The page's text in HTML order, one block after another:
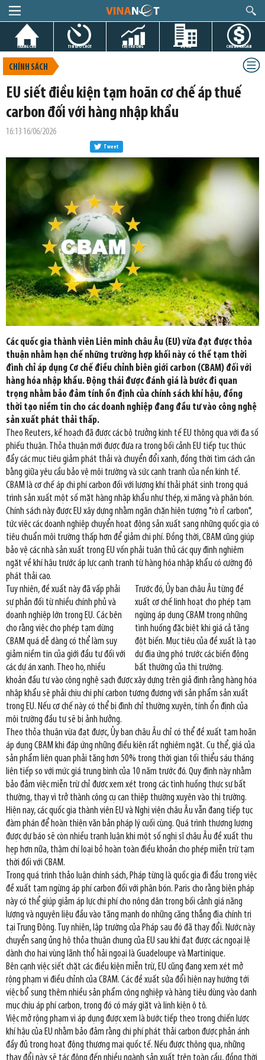
TRANG CHỦ TIN GIỜ CHÓT THỊ TRƯỜNG DỰ ÁN CHỨNG KHOÁN
CHÍNH SÁCH
EU siết điều kiện tạm hoãn cơ chế áp thuế
carbon đối với hàng nhập khẩu
16:13 16/06/2026
Tweet
Các quốc gia thành viên Liên minh châu Âu (EU) vừa đạt được thỏa
thuận nhằm hạn chế những trường hợp khối này có thể tạm thời
đình chỉ áp dụng Cơ chế điều chỉnh biên giới carbon (CBAM) đối với
hàng hóa nhập khẩu. Động thái được đánh giá là bước đi quan
trọng nhằm bảo đảm tính ổn định của chính sách khí hậu, đồng
thời tạo niềm tin cho các doanh nghiệp đang đầu tư vào công nghệ
sản xuất phát thải thấp.
Theo Reuters, kế hoạch đã được các bộ trưởng kinh tế EU thông qua với đa số
phiếu thuận. Thỏa thuận mới được đưa ra trong bối cảnh EU tiếp tục thúc
đẩy các mục tiêu giảm phát thải và chuyển đổi xanh, đồng thời tìm cách cân
bằng giữa yêu cầu bảo vệ môi trường và sức cạnh tranh của nền kinh tế.
CBAM là cơ chế áp chi phí carbon đối với lượng khí thải phát sinh trong quá
trình sản xuất một số mặt hàng nhập khẩu như thép, xi măng và phân bón.
Chính sách này được EU xây dựng nhằm ngăn chặn hiện tượng "rò rỉ carbon",
tức việc các doanh nghiệp chuyển hoạt động sản xuất sang những quốc gia có
tiêu chuẩn môi trường thấp hơn để giảm chi phí. Đồng thời, CBAM cũng giúp
bảo vệ các nhà sản xuất trong EU vốn phải tuân thủ các quy định nghiêm
ngặt về khí hậu trước áp lực cạnh tranh từ hàng hóa nhập khẩu có cường độ
phát thải cao.
Trước đó, Ủy ban châu Âu từng đề
xuất cơ chế linh hoạt cho phép tạm
ngừng áp dụng CBAM trong những
tình huống đặc biệt khi giá cả tăng
đột biến. Mục tiêu của đề xuất là tạo
dư địa ứng phó trước các biến động
bất thường của thị trường.
Tuy nhiên, đề xuất này đã vấp phải
sự phản đối từ nhiều chính phủ và
doanh nghiệp lớn trong EU. Các bên
cho rằng việc cho phép tạm dừng
CBAM quá dễ dàng có thể làm suy
giảm niềm tin của giới đầu tư đối với
các dự án xanh. Theo họ, nhiều
khoản đầu tư vào công nghệ sạch được xây dựng trên giả định rằng hàng hóa
nhập khẩu sẽ phải chịu chi phí carbon tương đương với sản phẩm sản xuất
trong EU. Nếu cơ chế này có thể bị đình chỉ thường xuyên, tính ổn định của
môi trường đầu tư sẽ bị ảnh hưởng.
Theo thỏa thuận vừa đạt được, Ủy ban châu Âu chỉ có thể đề xuất tạm hoãn
áp dụng CBAM khi đáp ứng những điều kiện rất nghiêm ngặt. Cụ thể, giá của
sản phẩm liên quan phải tăng hơn 50% trong thời gian tối thiểu sáu tháng
liên tiếp so với mức giá trung bình của 10 năm trước đó. Quy định này nhằm
bảo đảm việc miễn trừ chỉ được xem xét trong các tình huống thực sự bất
thường, thay vì trở thành công cụ can thiệp thường xuyên vào thị trường.
Hiện nay, các quốc gia thành viên EU và Nghị viện châu Âu vẫn đang tiếp tục
đàm phán để hoàn thiện văn bản pháp lý cuối cùng. Quá trình thương lượng
được dự báo sẽ còn nhiều tranh luận khi một số nghị sĩ châu Âu đề xuất thu
hẹp hơn nữa, thậm chí loại bỏ hoàn toàn điều khoản cho phép miễn trừ tạm
thời đối với CBAM.
Trong quá trình thảo luận chính sách, Pháp từng là quốc gia đi đầu trong việc
đề xuất tạm ngừng áp phí carbon đối với phân bón. Paris cho rằng biện pháp
này có thể giúp giảm áp lực chi phí cho nông dân trong bối cảnh giá năng
lượng và nguyên liệu đầu vào tăng mạnh do những căng thẳng địa chính trị
tại Trung Đông. Tuy nhiên, lập trường của Pháp sau đó đã thay đổi. Nước này
chuyển sang ủng hộ thỏa thuận chung của EU sau khi đạt được các ngoại lệ
dành cho hai vùng lãnh thổ hải ngoại là Guadeloupe và Martinique.
Bên cạnh việc siết chặt các điều kiện miễn trừ, EU cũng đang xem xét mở
rộng phạm vi điều chỉnh của CBAM. Các đề xuất sửa đổi hiện nay hướng tới
việc bổ sung thêm nhiều sản phẩm công nghiệp và hàng tiêu dùng vào danh
mục chịu áp phí carbon, trong đó có máy giặt và linh kiện ô tô.
Việc mở rộng phạm vi áp dụng được xem là bước tiếp theo trong chiến lược
khí hậu của EU nhằm bảo đảm rằng chi phí phát thải carbon được phản ánh
đầy đủ trong hoạt động thương mại quốc tế. Nếu được thông qua, những
thay đổi này sẽ tác động đến nhiều ngành sản xuất trên toàn cầu, đồng thời